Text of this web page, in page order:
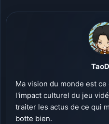
Ma vision du monde est
l'impact culturel du jeu
traiter les actus de ce qui
botte bien.